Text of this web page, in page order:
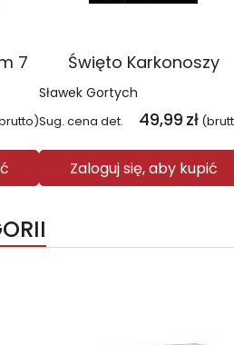
7 Święto Karkonoszy
Sławek Gortych
Sug. cena det. 49,99 zł
Zaloguj się, aby kupić